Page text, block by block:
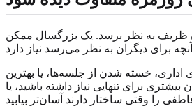
ظریف به نظر برسد. یک بزرگسال ممکن
خسته شدن از جلسه‌ها، یا بهترین
برای تنهایی نیاز داشته باشید، یا